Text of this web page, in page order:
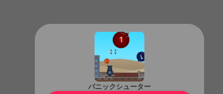
パニックシューター